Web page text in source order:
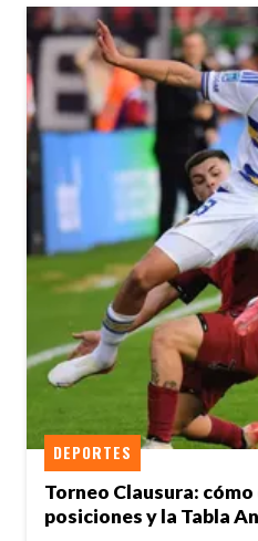
Torneo Clausura:
posiciones y la Tabla
DEPORTES